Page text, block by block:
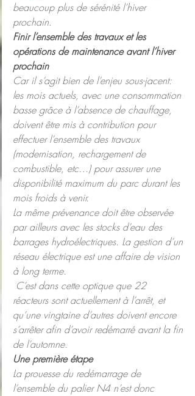
beaucoup plus de sérénité l’hiver
prochain.
Finir l’ensemble des travaux et les
opérations de maintenance avant l’hiver
prochain
Car il s’agit bien de l’enjeu sous-jacent:
les mois actuels, avec une consommation
basse grâce à l’absence de chauffage,
doivent être mis à contribution pour
effectuer l’ensemble des travaux
(modernisation, rechargement de
combustible, etc…) pour assurer une
disponibilité maximum du parc durant les
mois froids à venir.
La même prévenance doit être observée
par ailleurs avec les stocks d’eau des
barrages hydroélectriques. La gestion d’un
réseau électrique est une affaire de vision
à long terme.
réacteurs sont actuellement à l’arrêt, et
qu’une vingtaine d’autres doivent encore
s’arrêter afin d’avoir redémarré avant la fin
de l’automne.
Une première étape
La prouesse du redémarrage de
l’ensemble du palier N4 n’est donc